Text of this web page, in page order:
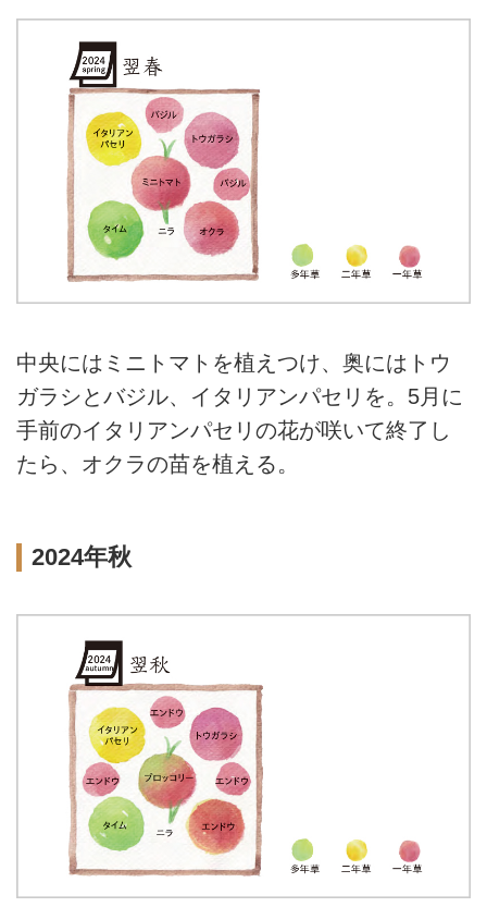
中央にはミニトマトを植えつけ、奥にはトウ
ガラシとバジル、イタリアンパセリを。5月に
手前のイタリアンパセリの花が咲いて終了し
たら、オクラの苗を植える。
2024年秋